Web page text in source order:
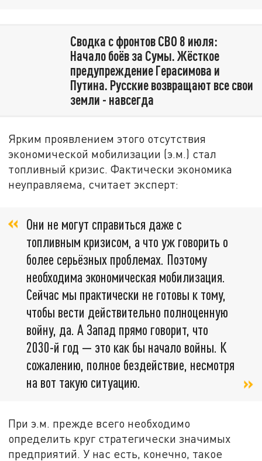
Сводка с фронтов СВО 8 июля:
Начало боёв за Сумы. Жёсткое
предупреждение Герасимова и
Путина. Русские возвращают все свои
земли - навсегда
Ярким проявлением этого отсутствия
экономической мобилизации (э.м.) стал
топливный кризис. Фактически экономика
неуправляема, считает эксперт:
Они не могут справиться даже с
топливным кризисом, а что уж говорить о
более серьёзных проблемах. Поэтому
необходима экономическая мобилизация.
Сейчас мы практически не готовы к тому,
чтобы вести действительно полноценную
войну, да. А Запад прямо говорит, что
2030-й год — это как бы начало войны. К
сожалению, полное бездействие, несмотря
на вот такую ситуацию.
При э.м. прежде всего необходимо
определить круг стратегически значимых
предприятий. У нас есть, конечно, такое